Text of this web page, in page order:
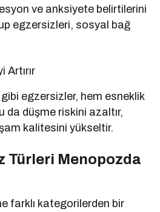
ve anksiyete belirtilerini
egzersizleri, sosyal bağ
Artırır
egzersizler, hem esneklik
da düşme riskini azaltır,
kalitesini yükseltir.
Türleri Menopozda
farklı kategorilerden bir